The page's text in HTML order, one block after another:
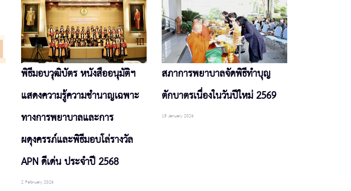
พิธีมอบวุฒิบัตร หนังสืออนุมัติฯ
แสดงความรู้ความชำนาญเฉพาะ
ทางการพยาบาลและการ
ผดุงครรภ์และพิธีมอบโล่รางวัล
APN ดีเด่น ประจำปี 2568
2 February 2026
สภาการพยาบาลจัดพิธีทำบุญ
ตักบาตรเนื่องในวันปีใหม่ 2569
15 January 2026